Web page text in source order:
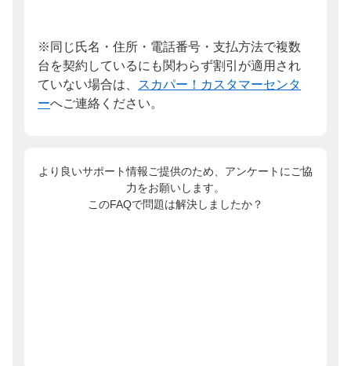
※同じ氏名・住所・電話番号・支払方法で複数
台を契約しているにも関わらず割引が適用され
ていない場合は、
スカパー！カスタマーセンタ
ーへご連絡ください。
より良いサポート情報ご提供のため、アンケートにご協
力をお願いします。
このFAQで問題は解決しましたか？